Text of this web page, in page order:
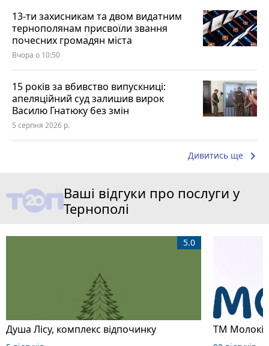
13-ти захисникам та двом видатним
тернополянам присвоїли звання
почесних громадян міста
Вчора о 10:50
15 років за вбивство випускниці:
апеляційний суд залишив вирок
Василю Гнатюку без змін
5 серпня 2026 р.
Дивитись ще keyboard_arrow_right
Ваші відгуки про послуги у
Тернополі
Душа Лісу, комплекс відпочинку
5.0
ТМ Молокія